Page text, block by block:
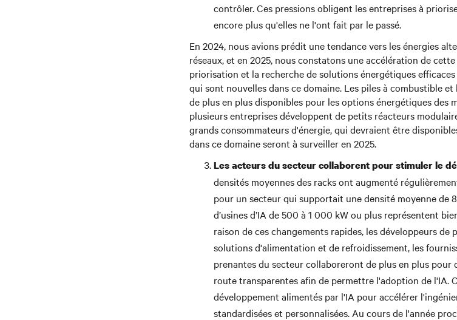
contrôler. Ces pressions obligent les entreprises à
encore plus qu'elles ne l'ont fait par le passé.
En 2024, nous avions prédit une tendance vers les énergies
réseaux, et en 2025, nous constatons une accélération de
priorisation et la recherche de solutions énergétiques
qui sont nouvelles dans ce domaine. Les piles à combustible
de plus en plus disponibles pour les options énergétiques des
plusieurs entreprises développent de petits réacteurs
grands consommateurs d'énergie, qui devraient être
dans ce domaine seront à surveiller en 2025.
Les acteurs du secteur collaborent pour stimuler le
densités moyennes des racks ont augmenté
pour un secteur qui supportait une densité moyenne de
d’usines d’IA de 500 à 1 000 kW ou plus représentent
raison de ces changements rapides, les développeurs de
solutions d'alimentation et de refroidissement, les
prenantes du secteur collaboreront de plus en plus
route transparentes afin de permettre l'adoption de l'IA.
développement alimentés par l'IA pour accélérer
standardisées et personnalisées. Au cours de l'année